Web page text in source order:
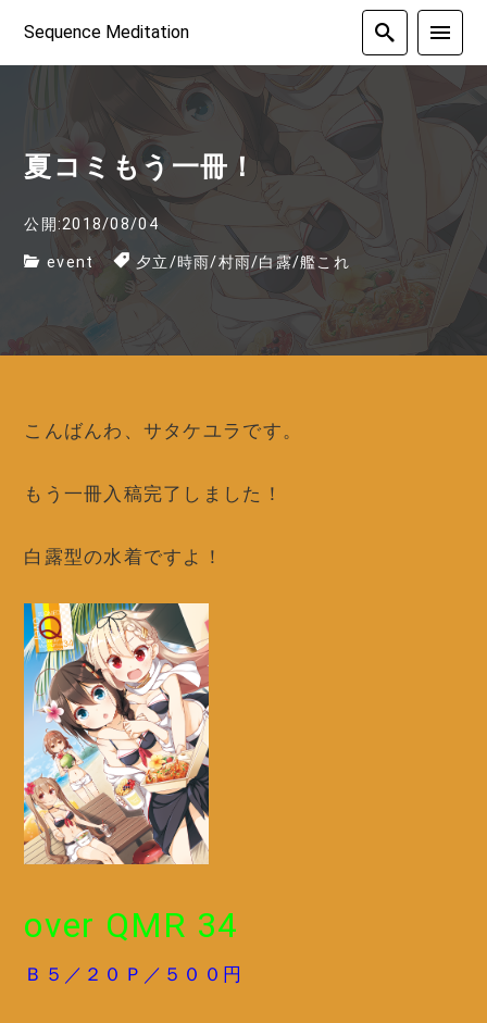
Sequence Meditation
夏コミもう一冊！
公開:2018/08/04
event 夕立/時雨/村雨/白露/艦これ
こんばんわ、サタケユラです。
もう一冊入稿完了しました！
白露型の水着ですよ！
over QMR 34
Ｂ５／２０Ｐ／５００円